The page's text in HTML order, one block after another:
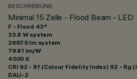
BESCHREIBUNG
Minimal 15 Zelle - Flood Beam - LED
F - Flood 43°
33.8 W system
2697.5 lm system
79.81 lm/W
4000 K
CRI 92 - Rf (Colour Fidelity Index) 92 - Rg
DALI-2